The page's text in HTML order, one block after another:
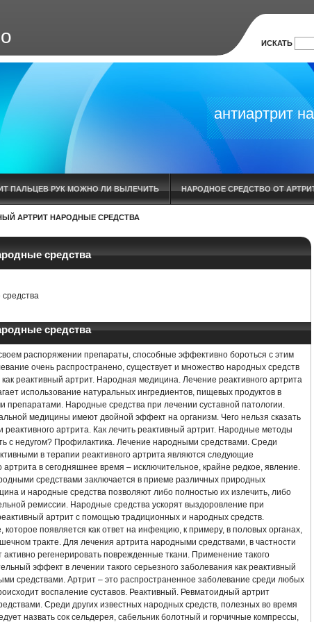
антиартрит
ПАЛЬЦЕВ РУК МОЖНО ЛИ ВЫЛЕЧИТЬ НАРОДНОЕ СРЕДСТВО ОТ
ОСТРЫЙ ПОДАГРИЧЕСКИЙ АРТРИТ ЛЕЧЕНИЕ
В КАЗАНИ
АРТРИТЕ СУСТАВОВ ПСОРИАЗНЫЙ АРТРИТ ЛЕЧЕНИЕ
АРТРИТА КАК ВЫЛЕЧИТЬ АРТРИТ РУК АРТРОИДНЫЙ
СУСТАВОВ СТОПЫ ЛЕЧЕНИЕ НАРОДНЫМИ СРЕДСТВАМИ ОТЗЫВЫ
ЛЕЧЕНИЕ НАРОДНЫМИ СРЕДСТВАМИ АРТРИТ АРТРОЗ СТОПЫ ЛЕЧЕНИЕ
АРТРИТ НАРОДНЫЕ СРЕДСТВА ЛЕЧЕНИЕ РЕВМАТОИДНОГО
АРТРИТ ПЛЕЧА СИМПТОМЫ И ЛЕЧЕНИЕ АРТРИТ ПРЕДПЛЕЧЬЯ
И ЛЕЧЕНИЕ ВИДЕО БЛОГИ ПО ЛЕЧЕНИЮ АРТРИТА
СРЕДСТВАМИ АНТИ АРТРИТ НАНО ОТЗЫВЫ
ПРЕПАРАТЫ ЛЕЧЕНИЕ АРТРИТА НАРОДНЫМИ МЕТОДАМИ
АРТРИТ НАРОДНЫЕ СРЕДСТВА
средства
средства
распоряжении препараты, способные эффективно бороться с этим
очень распространено, существует и множество народных средств
реактивный артрит. Народная медицина. Лечение реактивного артрита
использование натуральных ингредиентов, пищевых продуктов в
препаратами. Народные средства при лечении суставной патологии.
медицины имеют двойной эффект на организм. Чего нельзя сказать
артрита. Как лечить реактивный артрит. Народные методы
с недугом? Профилактика. Лечение народными средствами. Среди
в терапии реактивного артрита являются следующие
в сегодняшнее время – исключительное, крайне редкое, явление.
средствами заключается в приеме различных природных
и народные средства позволяют либо полностью их излечить, либо
ремиссии. Народные средства ускорят выздоровление при
артрит с помощью традиционных и народных средств.
появляется как ответ на инфекцию, к примеру, в половых органах,
тракте. Для лечения артрита народными средствами, в частности
регенерировать поврежденные ткани. Применение такого
эффект в лечении такого серьезного заболевания как реактивный
средствами. Артрит – это распространенное заболевание среди любых
воспаление суставов. Реактивный. Ревматоидный артрит
Среди других известных народных средств, полезных во время
назвать сок сельдерея, сабельник болотный и горчичные компрессы,
ИСКАТЬ